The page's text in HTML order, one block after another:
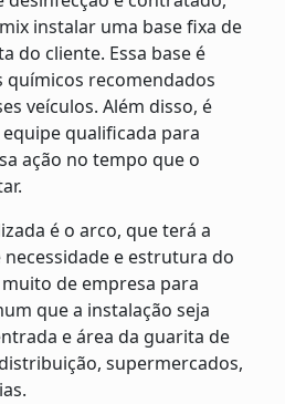
instalar uma base fixa de
do cliente. Essa base é
recomendados
veículos. Além disso, é
qualificada para
ação no tempo que o
é o arco, que terá a
e estrutura do
de empresa para
que a instalação seja
e área da guarita de
supermercados,